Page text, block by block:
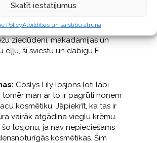
Skatīt iestatījumus
PolicyAtbildības un saistību atruna
Barojošs, taču viegls kā fluīds,
to perfekti tīru. Papildināts ar
ziedūdeni, makadamijas un
eļļu, šī sviestu un dabīgu E
Coslys Lily losjons ļoti labi
tomēr man ar to ir pagrūti noņem
kosmētiku. Jāpiekrīt, ka tas ir
vairāk atgādina vieglu krēmu.
losjonu, ja nav nepieciešams
kosmētikas. Šim